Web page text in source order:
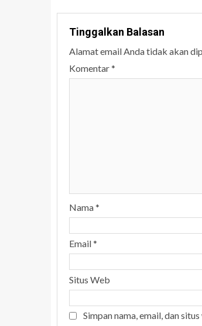
Tinggalkan Balasan
Alamat email Anda tidak akan
Komentar*
Nama*
Email*
Situs Web
Simpan nama, email, dan